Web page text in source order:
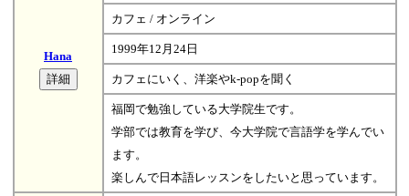
Hana
カフェ / オンライン
1999年12月24日
カフェにいく、洋楽やk-popを聞く
福岡で勉強している大学院生です。
学部では教育を学び、今大学院で言語学を学んでい
ます。
楽しんで日本語レッスンをしたいと思っています。